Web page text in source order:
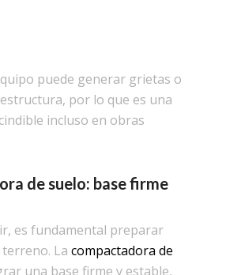
puede generar grietas o
por lo que es una
incluso en obras
de suelo: base firme
es fundamental preparar
La compactadora de
una base firme y estable,